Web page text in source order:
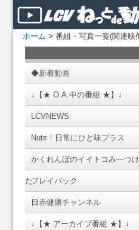
ホーム > 番組・写真一覧(関連映
◆新着動画
↓【★ O.A.中の番組 ★】↓
LCVNEWS
Nuts！日常にひと味プラス
かくれんぼのイイトコみ―つけ
たプレイバック
日赤健康チャンネル
↓【★ アーカイブ番組 ★】↓